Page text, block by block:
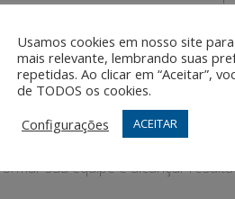
Neste post, você
talentos, desenvolver
Ao final, você terá uma
práticas no seu negócio.
sua equipe e alcançar
Usamos cookies em nosso site
mais relevante, lembrando suas
repetidas. Ao clicar em “Aceitar”,
de TODOS os cookies.
Configurações
ACEITAR